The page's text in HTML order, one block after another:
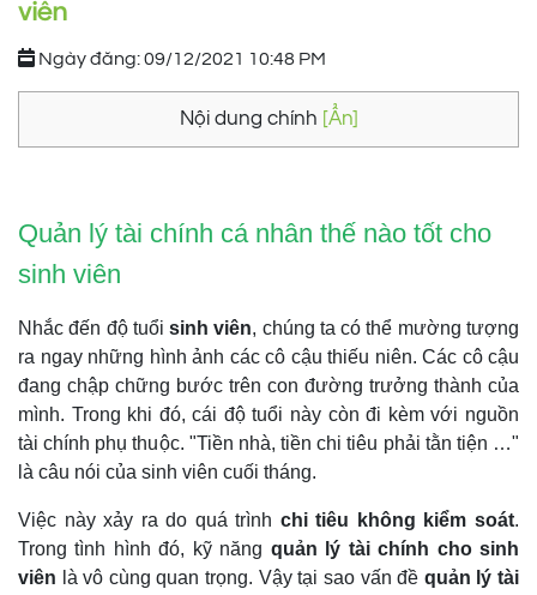
viên
Ngày đăng: 09/12/2021 10:48 PM
Nội dung chính [Ẩn]
Quản lý tài chính cá nhân thế nào tốt cho
sinh viên
Nhắc đến độ tuổisinh viên, chúng ta có thể mường tượng
ra ngay những hình ảnh các cô cậu thiếu niên. Các cô cậu
đang chập chững bước trên con đường trưởng thành của
mình. Trong khi đó, cái độ tuổi này còn đi kèm với nguồn
tài chính phụ thuộc. "Tiền nhà, tiền chi tiêu phải tằn tiện …"
là câu nói của sinh viên cuối tháng.
Việc này xảy ra do quá trình chi tiêu không kiểm soát.
Trong tình hình đó, kỹ năng quản lý tài chính cho sinh
viên là vô cùng quan trọng. Vậy tại sao vấn đề quản lý tài